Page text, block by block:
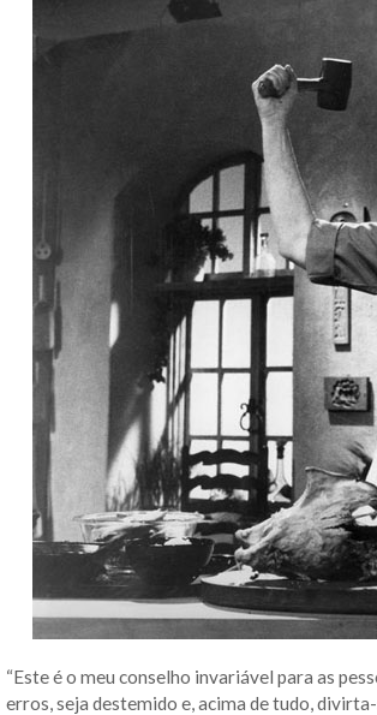
“Este é o meu conselho invariável para as
erros, seja destemido e, acima de tudo,